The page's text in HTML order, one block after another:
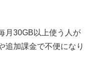
月30GB以上使う人が
追加課金で不便になり